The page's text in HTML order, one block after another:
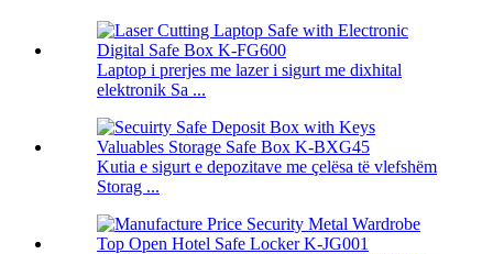
Laptop i prerjes me lazer i sigurt me dixhital
elektronik Sa ...
Kutia e sigurt e depozitave me çelësa të vlefshëm
Storag ...